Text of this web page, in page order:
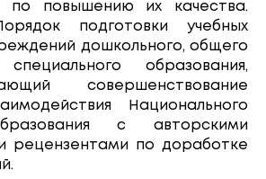
по повышению их качества.
подготовки учебных
дошкольного, общего
образования,
совершенствование
Национального
с авторскими
рецензентами по доработке